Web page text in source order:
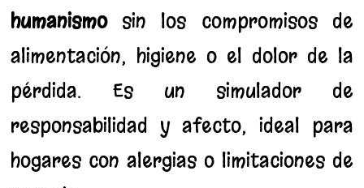
humanismosin los compromisos de
alimentación, higiene o el dolor de la
pérdida. Es un simulador de
responsabilidad y afecto, ideal para
hogares con alergias o limitaciones de